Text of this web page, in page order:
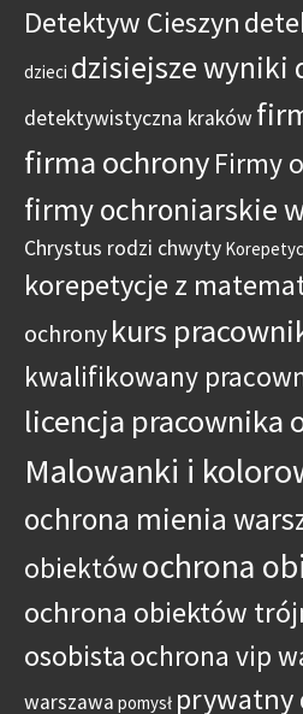
Detektyw Cieszyn
dzieci dzisiejsze wyniki
detektywistyczna kraków
firma ochrony Firmy
firmy ochroniarskie
Chrystus rodzi chwyty
korepetycje z
ochrony kurs
kwalifikowany
licencja pracownika
Malowanki i
ochrona mienia
obiektówochrona
ochrona obiektów
osobista ochrona vip
warszawa pomysł prywatny